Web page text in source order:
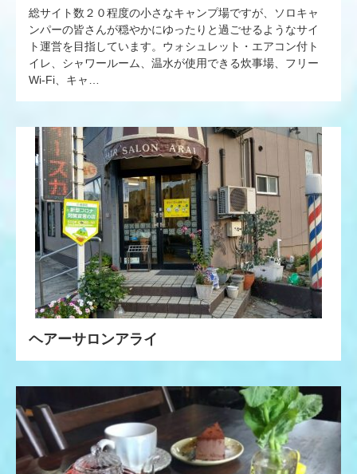
総サイト数２０程度の小さなキャンプ場ですが、ソロキャ
ンパーの皆さんが穏やかにゆったりと過ごせるようなサイ
ト運営を目指しています。ウォシュレット・エアコン付ト
イレ、シャワールーム、温水が使用できる炊事場、フリー
Wi-Fi、キャ…
ヘアーサロンアライ